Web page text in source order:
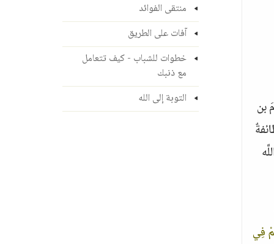
بن
فِي
منتقى الفوائد
آفات على الطريق
خطوات للشباب - كيف تتعامل
مع ذنبك
التوبة إلى الله